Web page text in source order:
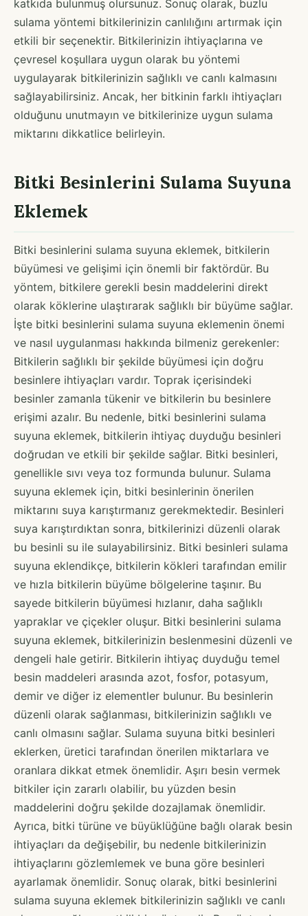
katkıda bulunmuş olursunuz. Sonuç olarak, buzlu
sulama yöntemi bitkilerinizin canlılığını artırmak için
etkili bir seçenektir. Bitkilerinizin ihtiyaçlarına ve
çevresel koşullara uygun olarak bu yöntemi
uygulayarak bitkilerinizin sağlıklı ve canlı kalmasını
sağlayabilirsiniz. Ancak, her bitkinin farklı ihtiyaçları
olduğunu unutmayın ve bitkilerinize uygun sulama
miktarını dikkatlice belirleyin.
Bitki Besinlerini Sulama Suyuna
Eklemek
Bitki besinlerini sulama suyuna eklemek, bitkilerin
büyümesi ve gelişimi için önemli bir faktördür. Bu
yöntem, bitkilere gerekli besin maddelerini direkt
olarak köklerine ulaştırarak sağlıklı bir büyüme sağlar.
İşte bitki besinlerini sulama suyuna eklemenin önemi
ve nasıl uygulanması hakkında bilmeniz gerekenler:
Bitkilerin sağlıklı bir şekilde büyümesi için doğru
besinlere ihtiyaçları vardır. Toprak içerisindeki
besinler zamanla tükenir ve bitkilerin bu besinlere
erişimi azalır. Bu nedenle, bitki besinlerini sulama
suyuna eklemek, bitkilerin ihtiyaç duyduğu besinleri
doğrudan ve etkili bir şekilde sağlar. Bitki besinleri,
genellikle sıvı veya toz formunda bulunur. Sulama
suyuna eklemek için, bitki besinlerinin önerilen
miktarını suya karıştırmanız gerekmektedir. Besinleri
suya karıştırdıktan sonra, bitkilerinizi düzenli olarak
bu besinli su ile sulayabilirsiniz. Bitki besinleri sulama
suyuna eklendikçe, bitkilerin kökleri tarafından emilir
ve hızla bitkilerin büyüme bölgelerine taşınır. Bu
sayede bitkilerin büyümesi hızlanır, daha sağlıklı
yapraklar ve çiçekler oluşur. Bitki besinlerini sulama
suyuna eklemek, bitkilerinizin beslenmesini düzenli ve
dengeli hale getirir. Bitkilerin ihtiyaç duyduğu temel
besin maddeleri arasında azot, fosfor, potasyum,
demir ve diğer iz elementler bulunur. Bu besinlerin
düzenli olarak sağlanması, bitkilerinizin sağlıklı ve
canlı olmasını sağlar. Sulama suyuna bitki besinleri
eklerken, üretici tarafından önerilen miktarlara ve
oranlara dikkat etmek önemlidir. Aşırı besin vermek
bitkiler için zararlı olabilir, bu yüzden besin
maddelerini doğru şekilde dozajlamak önemlidir.
Ayrıca, bitki türüne ve büyüklüğüne bağlı olarak besin
ihtiyaçları da değişebilir, bu nedenle bitkilerinizin
ihtiyaçlarını gözlemlemek ve buna göre besinleri
ayarlamak önemlidir. Sonuç olarak, bitki besinlerini
sulama suyuna eklemek bitkilerinizin sağlıklı ve canlı